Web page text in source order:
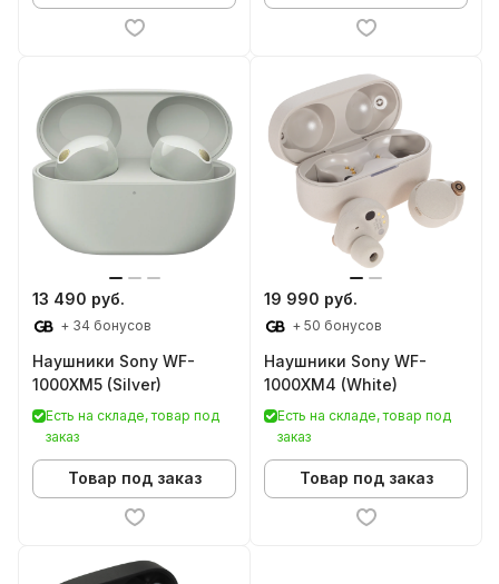
13 490 руб.
+ 34 бонусов
Наушники Sony WF-
1000XM5 (Silver)
Есть на складе, товар под
заказ
Товар под заказ
19 990 руб.
+ 50 бонусов
Наушники Sony WF-
1000XM4 (White)
Есть на складе, товар под
заказ
Товар под заказ